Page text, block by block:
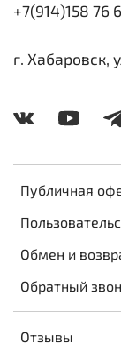
Публичная
Обмен и
Обратный
Отзывы
+7(914)158 76
г. Хабаровск,